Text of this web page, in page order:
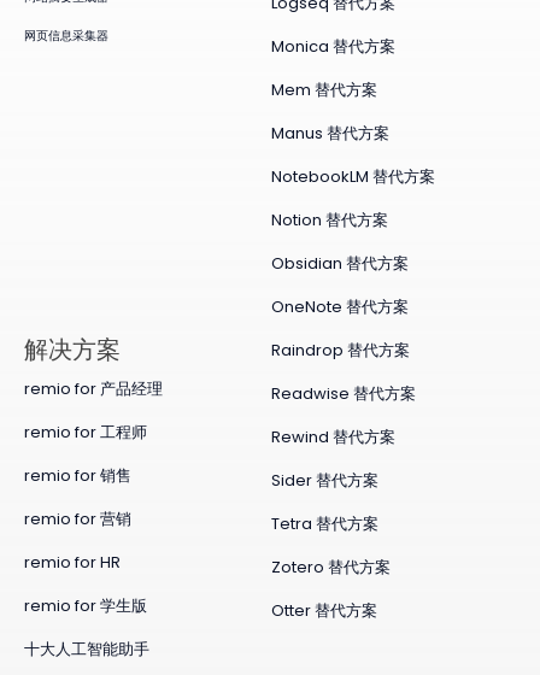
网页信息采集器
Monica 替代方案
Mem 替代方案
Manus 替代方案
NotebookLM 替代方案
Notion 替代方案
Obsidian 替代方案
OneNote 替代方案
Raindrop 替代方案
Readwise 替代方案
Rewind 替代方案
Sider 替代方案
Tetra 替代方案
Zotero 替代方案
Otter 替代方案
​解决方案
remio for 产品经理
remio for 工程师
remio for 销售
remio for 营销
remio for HR
remio for 学生版
十大人工智能助手